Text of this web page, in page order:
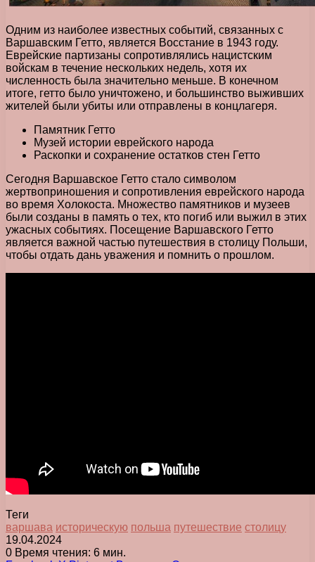
Одним из наиболее известных событий, связанных с
Варшавским Гетто, является Восстание в 1943 году.
Еврейские партизаны сопротивлялись нацистским
войскам в течение нескольких недель, хотя их
численность была значительно меньше. В конечном
итоге, гетто было уничтожено, и большинство выживших
жителей были убиты или отправлены в концлагеря.
Памятник Гетто
Музей истории еврейского народа
Раскопки и сохранение остатков стен Гетто
Сегодня Варшавское Гетто стало символом
жертвоприношения и сопротивления еврейского народа
во время Холокоста. Множество памятников и музеев
были созданы в память о тех, кто погиб или выжил в этих
ужасных событиях. Посещение Варшавского Гетто
является важной частью путешествия в столицу Польши,
чтобы отдать дань уважения и помнить о прошлом.
Теги
варшава историческую польша путешествие столицу
19.04.2024
0 Время чтения: 6 мин.